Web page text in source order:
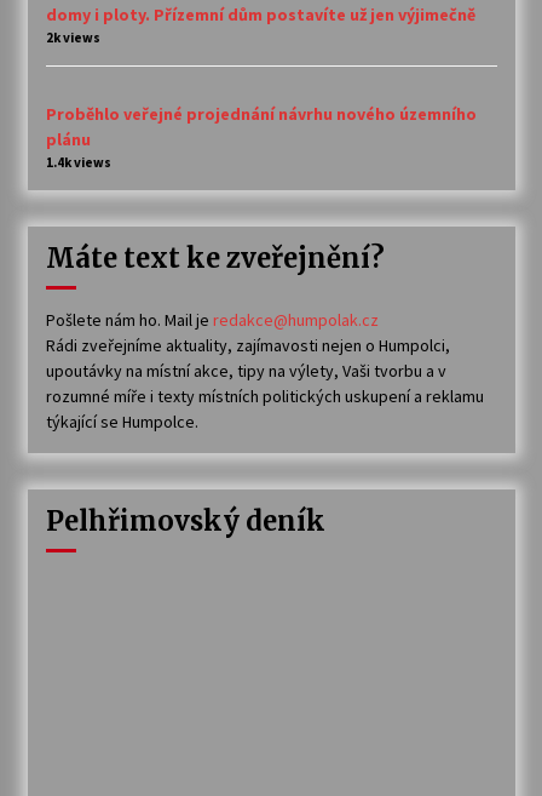
domy i ploty. Přízemní dům postavíte už jen výjimečně
2k views
Proběhlo veřejné projednání návrhu nového územního
plánu
1.4k views
Máte text ke zveřejnění?
Pošlete nám ho. Mail je redakce@humpolak.cz
Rádi zveřejníme aktuality, zajímavosti nejen o Humpolci,
upoutávky na místní akce, tipy na výlety, Vaši tvorbu a v
rozumné míře i texty místních politických uskupení a reklamu
týkající se Humpolce.
Pelhřimovský deník